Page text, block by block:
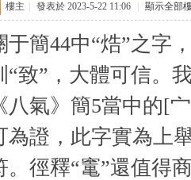
樓主 發表於 2023-5-22 11:06 顯示全部
于簡44中“焅”之字
“致”，大體可信。
《八氣》簡5當中的[
為證，此字實為上
。徑釋“竃”還值得